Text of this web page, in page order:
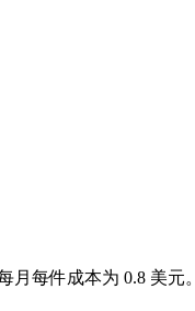
每件成本为 0.8 美元。